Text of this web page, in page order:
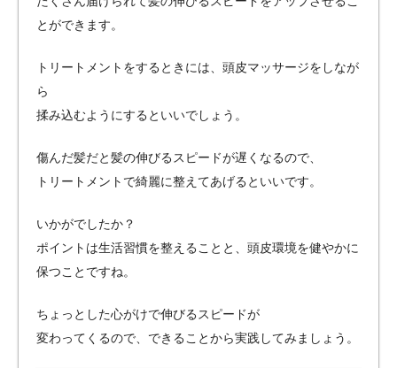
とができます。
トリートメントをするときには、頭皮マッサージをしなが
ら
揉み込むようにするといいでしょう。
傷んだ髪だと髪の伸びるスピードが遅くなるので、
トリートメントで綺麗に整えてあげるといいです。
いかがでしたか？
ポイントは生活習慣を整えることと、頭皮環境を健やかに
保つことですね。
ちょっとした心がけで伸びるスピードが
変わってくるので、できることから実践してみましょう。